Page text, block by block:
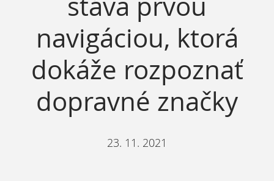
navigáciou, ktorá
dokáže rozpoznať
dopravné značky
23. 11. 2021